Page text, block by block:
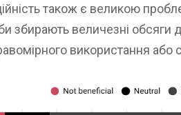
також є великою
збирають величезні обсяги
використання або